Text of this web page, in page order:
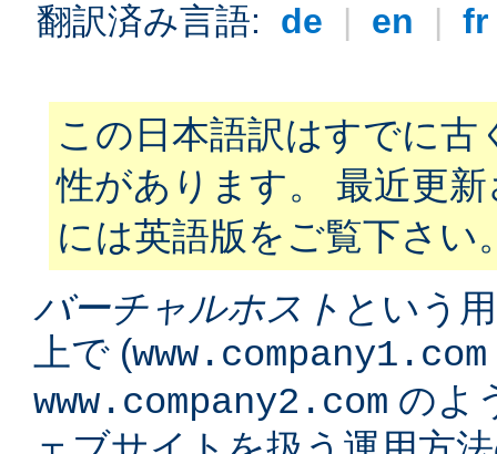
翻訳済み言語: de | en |
この日本語訳はすでに古
性があります。 最近更
には英語版をご覧下さい
バーチャルホスト という
上で (www.company1.com
www.company2.com のよ